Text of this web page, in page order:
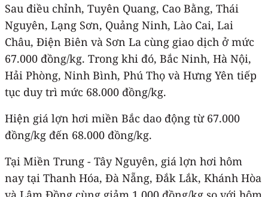
Sau điều chỉnh, Tuyên Quang, Cao Bằng, Thái
Nguyên, Lạng Sơn, Quảng Ninh, Lào Cai, Lai
Châu, Điện Biên và Sơn La cùng giao dịch ở mức
67.000 đồng/kg. Trong khi đó, Bắc Ninh, Hà Nội,
Hải Phòng, Ninh Bình, Phú Thọ và Hưng Yên tiếp
tục duy trì mức 68.000 đồng/kg.
Hiện giá lợn hơi miền Bắc dao động từ 67.000
đồng/kg đến 68.000 đồng/kg.
Tại Miền Trung - Tây Nguyên, giá lợn hơi hôm
nay tại Thanh Hóa, Đà Nẵng, Đắk Lắk, Khánh Hòa